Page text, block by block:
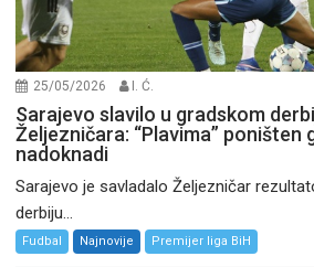
25/05/2026 I. Ć.
Sarajevo slavilo u gradskom
Željezničara: “Plavima” poništen
nadoknadi
Sarajevo je savladalo Željezničar
derbiju...
Fudbal Najnovije Premijer liga BiH